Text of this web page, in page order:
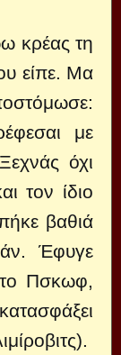
κρέας τη
είπε. Μα
με
όχι
τον ίδιο
βαθιά
Έφυγε
Πσκωφ,